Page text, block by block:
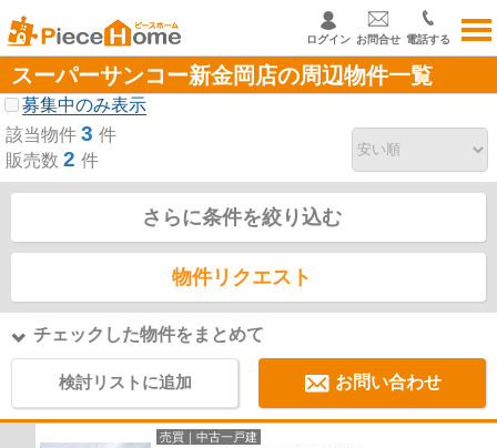
ログイン お問合せ 電話する
スーパーサンコー新金岡店の周辺物件一覧
募集中のみ表示
該当物件 3 件
販売数 2 件
さらに条件を絞り込む
物件リクエスト
チェックした物件をまとめて
検討リストに追加 お問い合わせ
売買｜中古一戸建